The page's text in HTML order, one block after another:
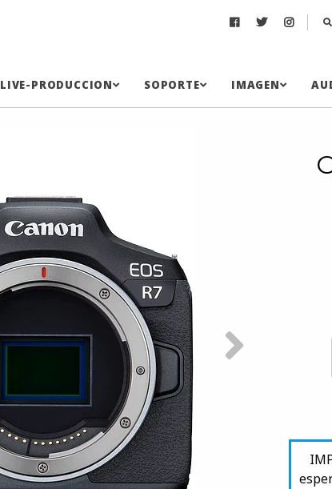
LIVE-PRODUCCION SOPORTE IMAGEN